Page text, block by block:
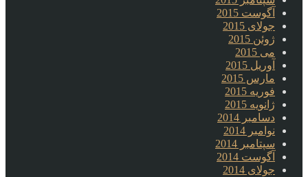
آگوست 2015
جولای 2015
ژوئن 2015
می 2015
آوریل 2015
مارس 2015
فوریه 2015
ژانویه 2015
دسامبر 2014
نوامبر 2014
سپتامبر 2014
آگوست 2014
جولای 2014